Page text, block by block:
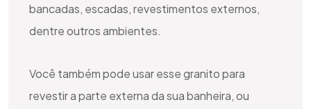
bancadas, escadas, revestimentos externos,
dentre outros ambientes.
Você também pode usar esse granito para
revestir a parte externa da sua banheira, ou